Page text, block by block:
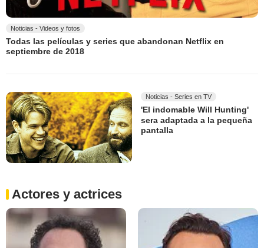
Noticias - Videos y fotos
Todas las películas y series que abandonan Netflix en
septiembre de 2018
Noticias - Series en TV
'El indomable Will Hunting'
sera adaptada a la pequeña
pantalla
Actores y actrices